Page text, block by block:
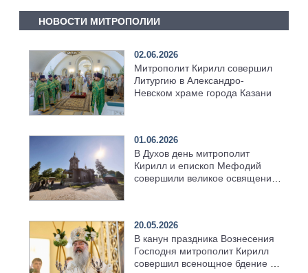
НОВОСТИ МИТРОПОЛИИ
02.06.2026
Митрополит Кирилл совершил
Литургию в Александро-
Невском храме города Казани
01.06.2026
В Духов день митрополит
Кирилл и епископ Мефодий
совершили великое освящение
20.05.2026
В канун праздника Вознесения
Господня митрополит Кирилл
совершил всенощное бдение в